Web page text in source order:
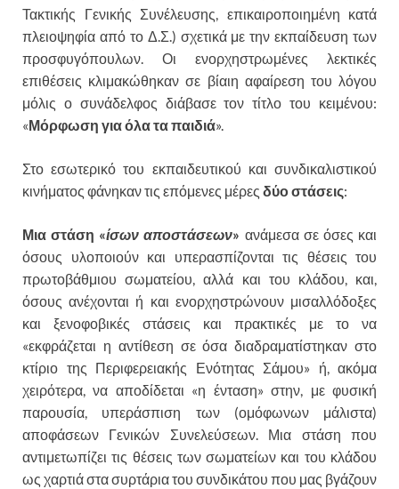
Τακτικής Γενικής Συνέλευσης, επικαιροποιημένη κατά
πλειοψηφία από το Δ.Σ.) σχετικά με την εκπαίδευση των
προσφυγόπουλων. Οι ενορχηστρωμένες λεκτικές
επιθέσεις κλιμακώθηκαν σε βίαιη αφαίρεση του λόγου
μόλις ο συνάδελφος διάβασε τον τίτλο του κειμένου:
«Μόρφωση για όλα τα παιδιά».
Στο εσωτερικό του εκπαιδευτικού και συνδικαλιστικού
κινήματος φάνηκαν τις επόμενες μέρες δύο στάσεις:
Μια στάση «ίσων αποστάσεων» ανάμεσα σε όσες και
όσους υλοποιούν και υπερασπίζονται τις θέσεις του
πρωτοβάθμιου σωματείου, αλλά και του κλάδου, και,
όσους ανέχονται ή και ενορχηστρώνουν μισαλλόδοξες
και ξενοφοβικές στάσεις και πρακτικές με το να
«εκφράζεται η αντίθεση σε όσα διαδραματίστηκαν στο
κτίριο της Περιφερειακής Ενότητας Σάμου» ή, ακόμα
χειρότερα, να αποδίδεται «η ένταση» στην, με φυσική
παρουσία, υπεράσπιση των (ομόφωνων μάλιστα)
αποφάσεων Γενικών Συνελεύσεων. Μια στάση που
αντιμετωπίζει τις θέσεις των σωματείων και του κλάδου
ως χαρτιά στα συρτάρια του συνδικάτου που μας βγάζουν